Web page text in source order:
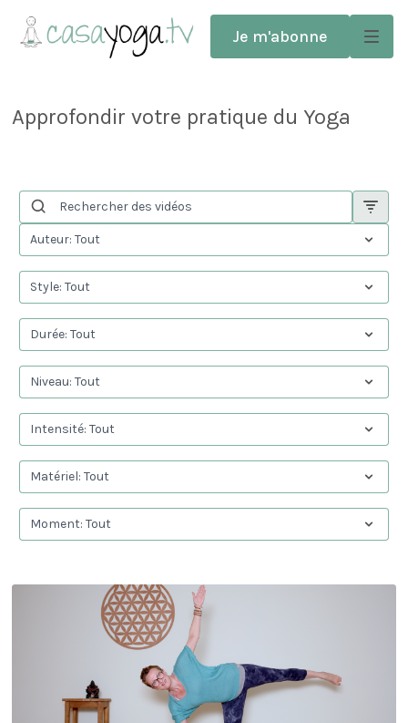
Je m'abonne
Approfondir votre pratique du Yoga